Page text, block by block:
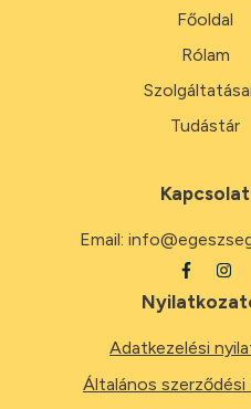
Főoldal
Rólam
Tudástár
Kapcsolat
Email:
Adatkezelési
Általános